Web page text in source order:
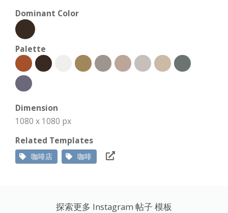
Dominant Color
Palette
Dimension
1080 x 1080 px
Related Templates
咖啡店 咖啡
探索更多 Instagram 帖子 模板